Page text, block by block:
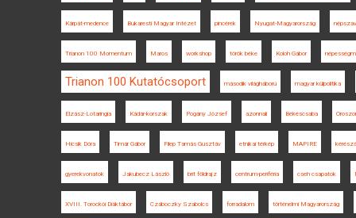
Kárpát-medence Bukaresti Magyar Intézet pincérek Nyugat-Magyarország
Trianon 100 Momentum Maros workshop török béke Koloh Gábor
Trianon 100 Kutatócsoport második világháború magyar külpolitika
Elzász-Lotaringia Kádár-korszak Pogány József azonnali Békéscsaba
Hicsik Dóra Timár Gábor Filep Tamás Gusztáv etnikai térkép MAPIRE
gyerekvonatok Jakubecz László brit földrajz centrum-periféria cseh csapatok
XVIII. Torockói Diáktábor Czáboczky Szabolcs forradalom történelmi Magyarország